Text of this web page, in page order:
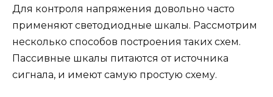
Для контроля напряжения довольно часто
применяют светодиодные шкалы. Рассмотрим
несколько способов построения таких схем.
Пассивные шкалы питаются от источника
сигнала, и имеют самую простую схему.